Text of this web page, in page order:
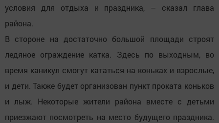
условия для отдыха и праздника, – сказал глава
района.
В стороне на достаточно большой площади строят
ледяное ограждение катка. Здесь по выходным, во
время каникул смогут кататься на коньках и взрослые,
и дети. Также будет организован пункт проката коньков
и лыж. Некоторые жители района вместе с детьми
приезжают посмотреть на место будущего праздника.